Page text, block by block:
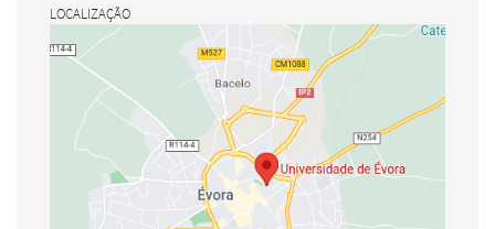
LOCALIZAÇÃO